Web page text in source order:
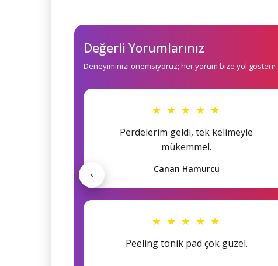
Değerli Yorumlarınız
Deneyiminizi önemsiyoruz; her yorum bize yol gösterir.
★ ★ ★ ★ ★
Perdelerim geldi, tek kelimeyle
mükemmel.
Canan Hamurcu
★ ★ ★ ★ ★
Peeling tonik pad çok güzel.
<